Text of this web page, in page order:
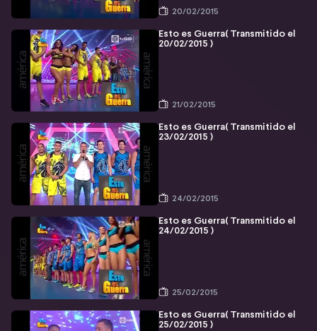
20/02/2015
Esto es Guerra( Transmitido el
20/02/2015 )
21/02/2015
Esto es Guerra( Transmitido el
23/02/2015 )
24/02/2015
Esto es Guerra( Transmitido el
24/02/2015 )
25/02/2015
Esto es Guerra( Transmitido el
25/02/2015 )